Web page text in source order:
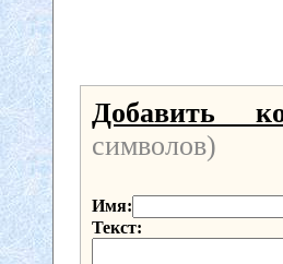
Добавить
символов)
Имя:
Текст: